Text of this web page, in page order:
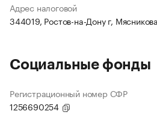
Адрес налоговой
344019, Ростов-на-Дону г,
Социальные фонды
Регистрационный номер СФР
1256690254